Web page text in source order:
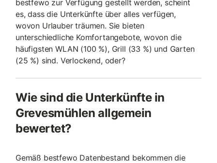
bestfewo zur Verfügung gestellt werden, scheint
es, dass die Unterkünfte über alles verfügen,
wovon Urlauber träumen. Sie bieten
unterschiedliche Komfortangebote, wovon die
häufigsten WLAN (100 %), Grill (33 %) und Garten
(25 %) sind. Verlockend, oder?
Wie sind die Unterkünfte in
Grevesmühlen allgemein
bewertet?
Gemäß bestfewo Datenbestand bekommen die